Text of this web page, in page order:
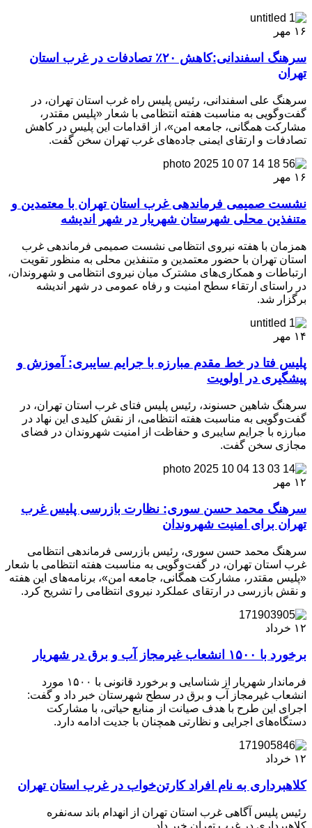
۱۶ مهر
سرهنگ اسفندانی:کاهش ۲۰٪ تصادفات در غرب استان
تهران
سرهنگ علی اسفندانی، رئیس پلیس راه غرب استان تهران، در
گفت‌وگویی به مناسبت هفته انتظامی با شعار «پلیس مقتدر،
مشارکت همگانی، جامعه امن»، از اقدامات این پلیس در کاهش
تصادفات و ارتقای ایمنی جاده‌های غرب تهران سخن گفت.
۱۶ مهر
نشست صمیمی فرماندهی غرب استان تهران با معتمدین و
متنفذین محلی شهرستان شهریار در شهر اندیشه
همزمان با هفته نیروی انتظامی نشست صمیمی فرماندهی غرب
استان تهران با حضور معتمدین و متنفذین محلی به منظور تقویت
ارتباطات و همکاری‌های مشترک میان نیروی انتظامی و شهروندان،
در راستای ارتقاء سطح امنیت و رفاه عمومی در شهر اندیشه
برگزار شد.
۱۴ مهر
پلیس فتا در خط مقدم مبارزه با جرایم سایبری: آموزش و
پیشگیری در اولویت
سرهنگ شاهین حسنوند، رئیس پلیس فتای غرب استان تهران، در
گفت‌وگویی به مناسبت هفته انتظامی، از نقش کلیدی این نهاد در
مبارزه با جرایم سایبری و حفاظت از امنیت شهروندان در فضای
مجازی سخن گفت.
۱۲ مهر
سرهنگ محمد حسن سوری: نظارت بازرسی پلیس غرب
تهران برای امنیت شهروندان
سرهنگ محمد حسن سوری، رئیس بازرسی فرماندهی انتظامی
غرب استان تهران، در گفت‌وگویی به مناسبت هفته انتظامی با شعار
«پلیس مقتدر، مشارکت همگانی، جامعه امن»، برنامه‌های این هفته
و نقش بازرسی در ارتقای عملکرد نیروی انتظامی را تشریح کرد.
۱۲ خرداد
برخورد با ۱۵۰۰ انشعاب غیرمجاز آب و برق در شهریار
فرماندار شهریار از شناسایی و برخورد قانونی با ۱۵۰۰ مورد
انشعاب غیرمجاز آب و برق در سطح شهرستان خبر داد و گفت:
اجرای این طرح با هدف صیانت از منابع حیاتی، با مشارکت
دستگاه‌های اجرایی و نظارتی همچنان با جدیت ادامه دارد.
۱۲ خرداد
کلاهبرداری به نام افراد کارتن‌خواب در غرب استان تهران
رئیس پلیس آگاهی غرب استان تهران از انهدام باند سه‌نفره